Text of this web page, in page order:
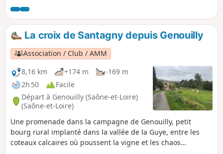
La croix de Santagny depuis Genouilly
Association / Club / AMM
8,16 km
+174 m
-169 m
2h 50
Facile
Départ à Genouilly (Saône-et-Loire)
(Saône-et-Loire)
Une promenade dans la campagne de Genouilly, petit
bourg rural implanté dans la vallée de la Guye, entre les
coteaux calcaires où poussent la vigne et les chaos